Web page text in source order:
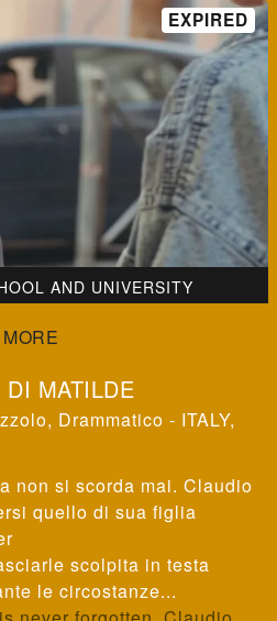
AND UNIVERSITY
MATILDE
, Drammatico - ITALY,
non si scorda mai. Claudio
quello di sua figlia
scolpita in testa
le circostanze...